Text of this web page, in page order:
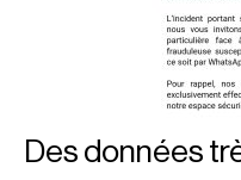
Des données